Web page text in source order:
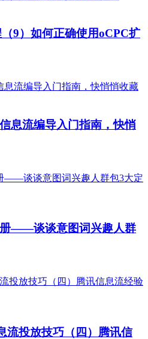
9）如何正确使用oCPC扩
息流编导入门指南，快悄
——谈谈意图词兴趣人群
流投放技巧（四）腾讯信